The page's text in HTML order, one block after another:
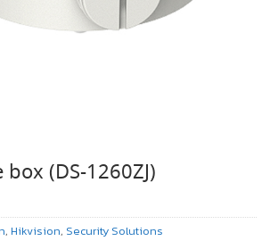
(DS-1260ZJ)
, Hikvision, Security Solutions